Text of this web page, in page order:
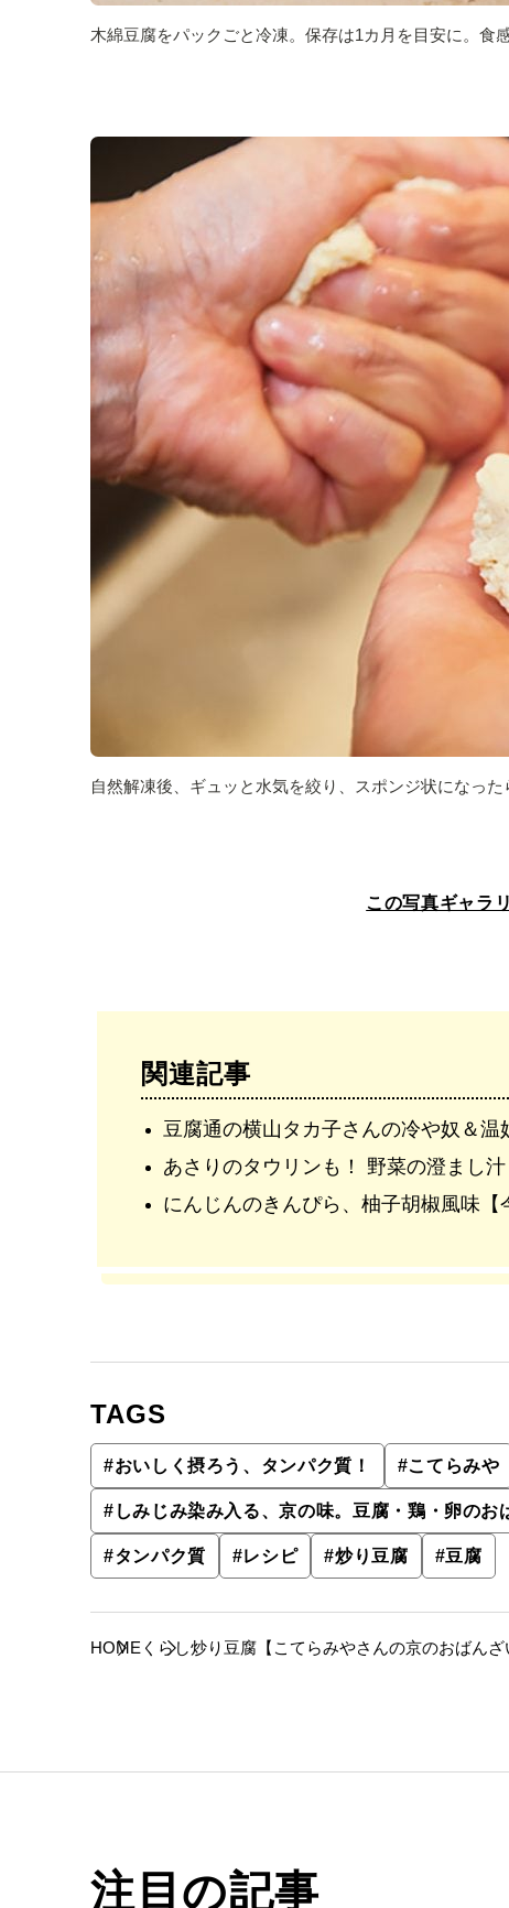
木綿豆腐をパックごと冷凍。保存は1カ月を目安に。食
自然解凍後、ギュッと水気を絞り、スポンジ状になっ
この写真ギャラ
関連記事
豆腐通の横山タカ子さんの冷や奴＆温
あさりのタウリンも！ 野菜の澄まし
にんじんのきんぴら、柚子胡椒風味【
TAGS
#おいしく摂ろう、タンパク質！ #こてらみや
# しみじみ染み入る、京の味。豆腐・鶏・卵のお
#タンパク質 #レシピ #炒り豆腐 #豆腐
HOME くらし炒り豆腐【こてらみやさんの京のおばんざ
注目の記事